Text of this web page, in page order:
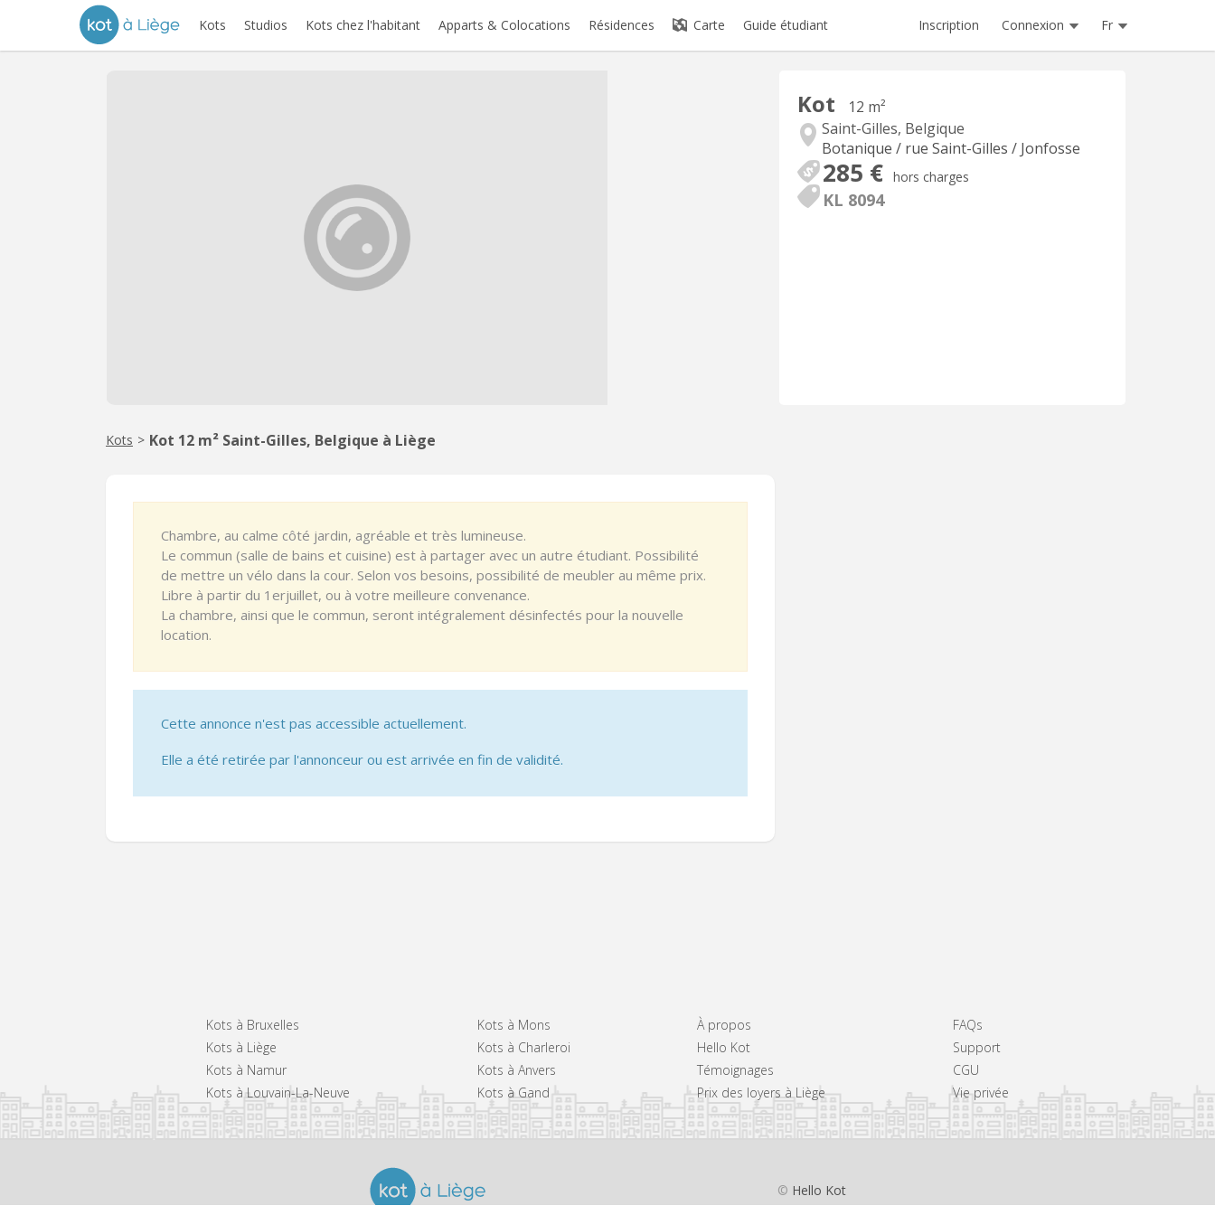
Kots Studios Kots chez l'habitant Apparts & Colocations Résidences Carte Guide étudiant Inscription Connexion Fr
Kot
12 m²
Saint-Gilles, Belgique
Botanique / rue Saint-Gilles / Jonfosse
285 € hors charges
KL 8094
Kots > Kot 12 m² Saint-Gilles, Belgique à Liège
Chambre, au calme côté jardin, agréable et très lumineuse.
Le commun (salle de bains et cuisine) est à partager avec un autre étudiant. Possibilité
de mettre un vélo dans la cour. Selon vos besoins, possibilité de meubler au même prix.
Libre à partir du 1erjuillet, ou à votre meilleure convenance.
La chambre, ainsi que le commun, seront intégralement désinfectés pour la nouvelle
location.
Cette annonce n'est pas accessible actuellement.
Elle a été retirée par l'annonceur ou est arrivée en fin de validité.
Kots à Bruxelles
Kots à Liège
Kots à Namur
Kots à Louvain-La-Neuve
Kots à Mons
Kots à Charleroi
Kots à Anvers
Kots à Gand
À propos
Hello Kot
Témoignages
Prix des loyers à Liège
FAQs
Support
CGU
Vie privée
© Hello Kot